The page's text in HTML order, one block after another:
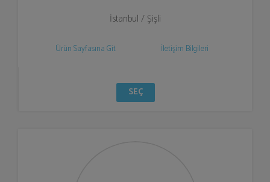
İstanbul / Şişli
Ürün Sayfasına Git İletişim Bilgileri
SEÇ